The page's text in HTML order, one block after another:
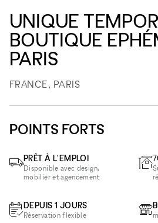
UNIQUE
BOUTIQUE
PARIS
FRANCE, PARIS
POINTS FORTS
PRÊT À L'EMPLOI
Disponible avec design,
mobilier et agencement
DEPUIS 1 JOURS
Réservation flexible